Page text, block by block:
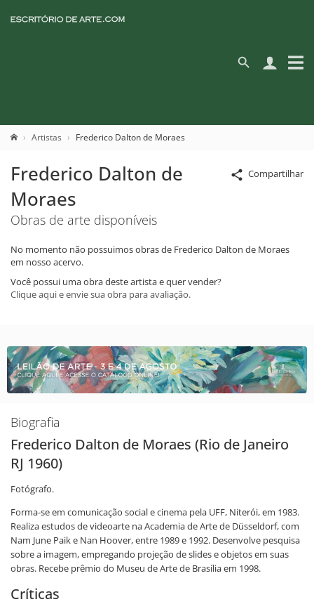
Artistas Frederico Dalton de Moraes
Compartilhar
Frederico Dalton de
Moraes
Obras de arte disponíveis
No momento não possuimos obras de Frederico Dalton de Moraes
em nosso acervo.
Você possui uma obra deste artista e quer vender?
Clique aqui e envie sua obra para avaliação.
Biografia
Frederico Dalton de Moraes (Rio de Janeiro
RJ 1960)
Fotógrafo.
Forma-se em comunicação social e cinema pela UFF, Niterói, em 1983.
Realiza estudos de videoarte na Academia de Arte de Düsseldorf, com
Nam June Paik e Nan Hoover, entre 1989 e 1992. Desenvolve pesquisa
sobre a imagem, empregando projeção de slides e objetos em suas
obras. Recebe prêmio do Museu de Arte de Brasília em 1998.
Críticas